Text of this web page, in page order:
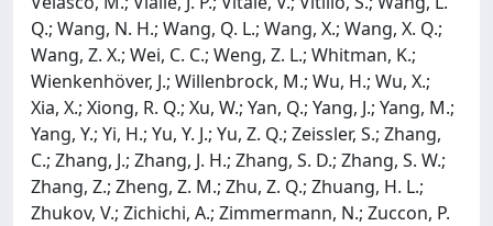
Q.; Wang, N. H.; Wang, Q. L.; Wang, X.; Wang, X. Q.;
Wang, Z. X.; Wei, C. C.; Weng, Z. L.; Whitman, K.;
Wienkenhöver, J.; Willenbrock, M.; Wu, H.; Wu, X.;
Xia, X.; Xiong, R. Q.; Xu, W.; Yan, Q.; Yang, J.; Yang, M.;
Yang, Y.; Yi, H.; Yu, Y. J.; Yu, Z. Q.; Zeissler, S.; Zhang,
C.; Zhang, J.; Zhang, J. H.; Zhang, S. D.; Zhang, S. W.;
Zhang, Z.; Zheng, Z. M.; Zhu, Z. Q.; Zhuang, H. L.;
Zhukov, V.; Zichichi, A.; Zimmermann, N.; Zuccon, P.